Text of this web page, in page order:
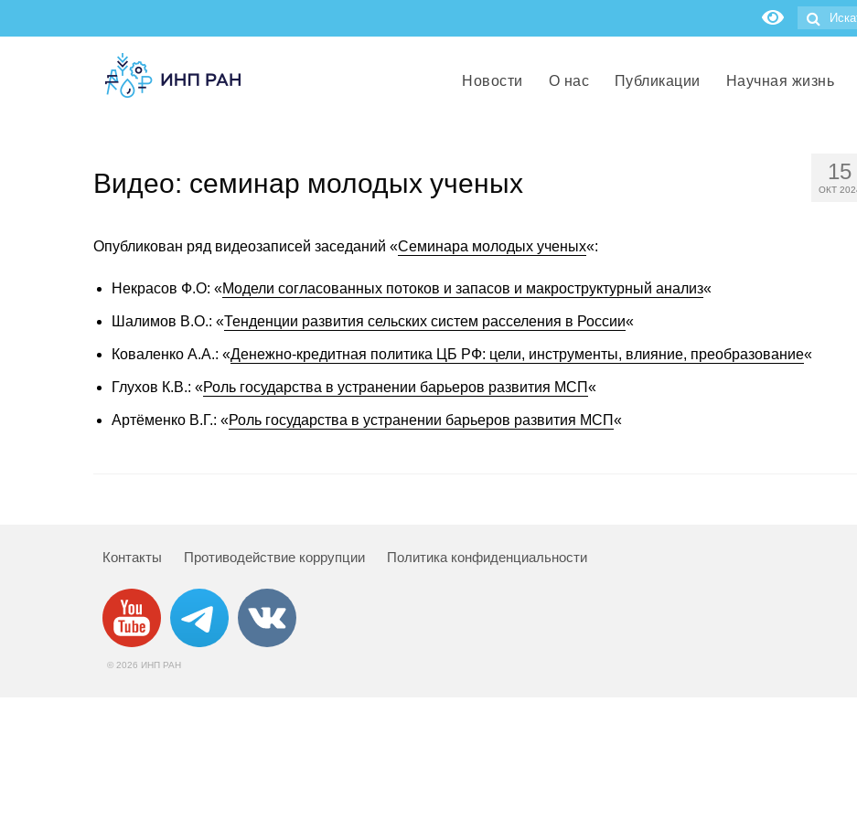
Новости О нас Публикации Научная жизнь
15
ОКТ
Видео: семинар молодых ученых
Опубликован ряд видеозаписей заседаний «Семинара молодых ученых«:
Некрасов Ф.О: «Модели согласованных потоков и запасов и макроструктурный анализ«
Шалимов В.О.: «Тенденции развития сельских систем расселения в России«
Коваленко А.А.: «Денежно-кредитная политика ЦБ РФ: цели, инструменты, влияние, преобразование«
Глухов К.В.: «Роль государства в устранении барьеров развития МСП«
Артёменко В.Г.: «Роль государства в устранении барьеров развития МСП«
Контакты Противодействие коррупции Политика конфиденциальности
© 2026 ИНП РАН